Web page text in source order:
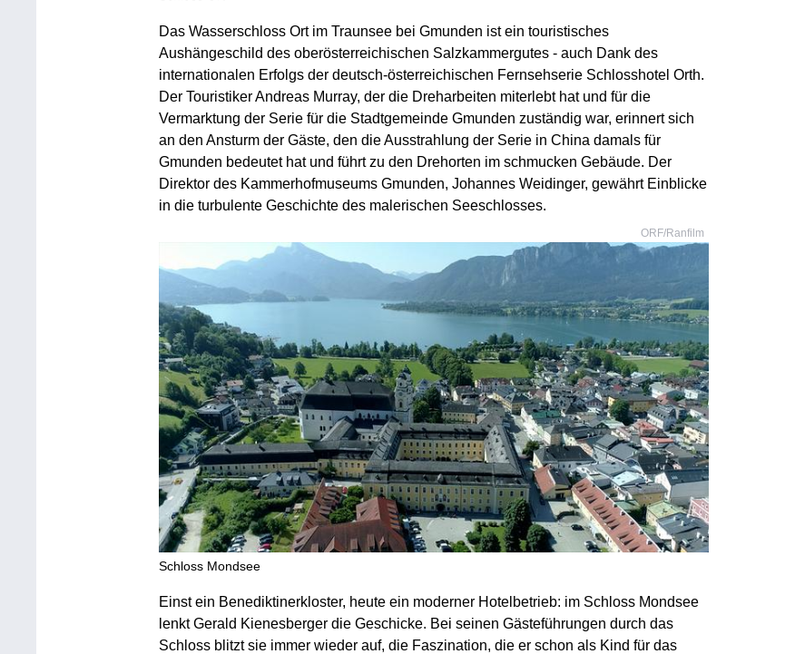
Das Wasserschloss Ort im Traunsee bei Gmunden ist ein touristisches
Aushängeschild des oberösterreichischen Salzkammergutes - auch Dank des
internationalen Erfolgs der deutsch-österreichischen Fernsehserie Schlosshotel Orth.
Der Touristiker Andreas Murray, der die Dreharbeiten miterlebt hat und für die
Vermarktung der Serie für die Stadtgemeinde Gmunden zuständig war, erinnert sich
an den Ansturm der Gäste, den die Ausstrahlung der Serie in China damals für
Gmunden bedeutet hat und führt zu den Drehorten im schmucken Gebäude. Der
Direktor des Kammerhofmuseums Gmunden, Johannes Weidinger, gewährt Einblicke
in die turbulente Geschichte des malerischen Seeschlosses.
ORF/Ranfilm
Schloss Mondsee
Einst ein Benediktinerkloster, heute ein moderner Hotelbetrieb: im Schloss Mondsee
lenkt Gerald Kienesberger die Geschicke. Bei seinen Gästeführungen durch das
Schloss blitzt sie immer wieder auf, die Faszination, die er schon als Kind für das